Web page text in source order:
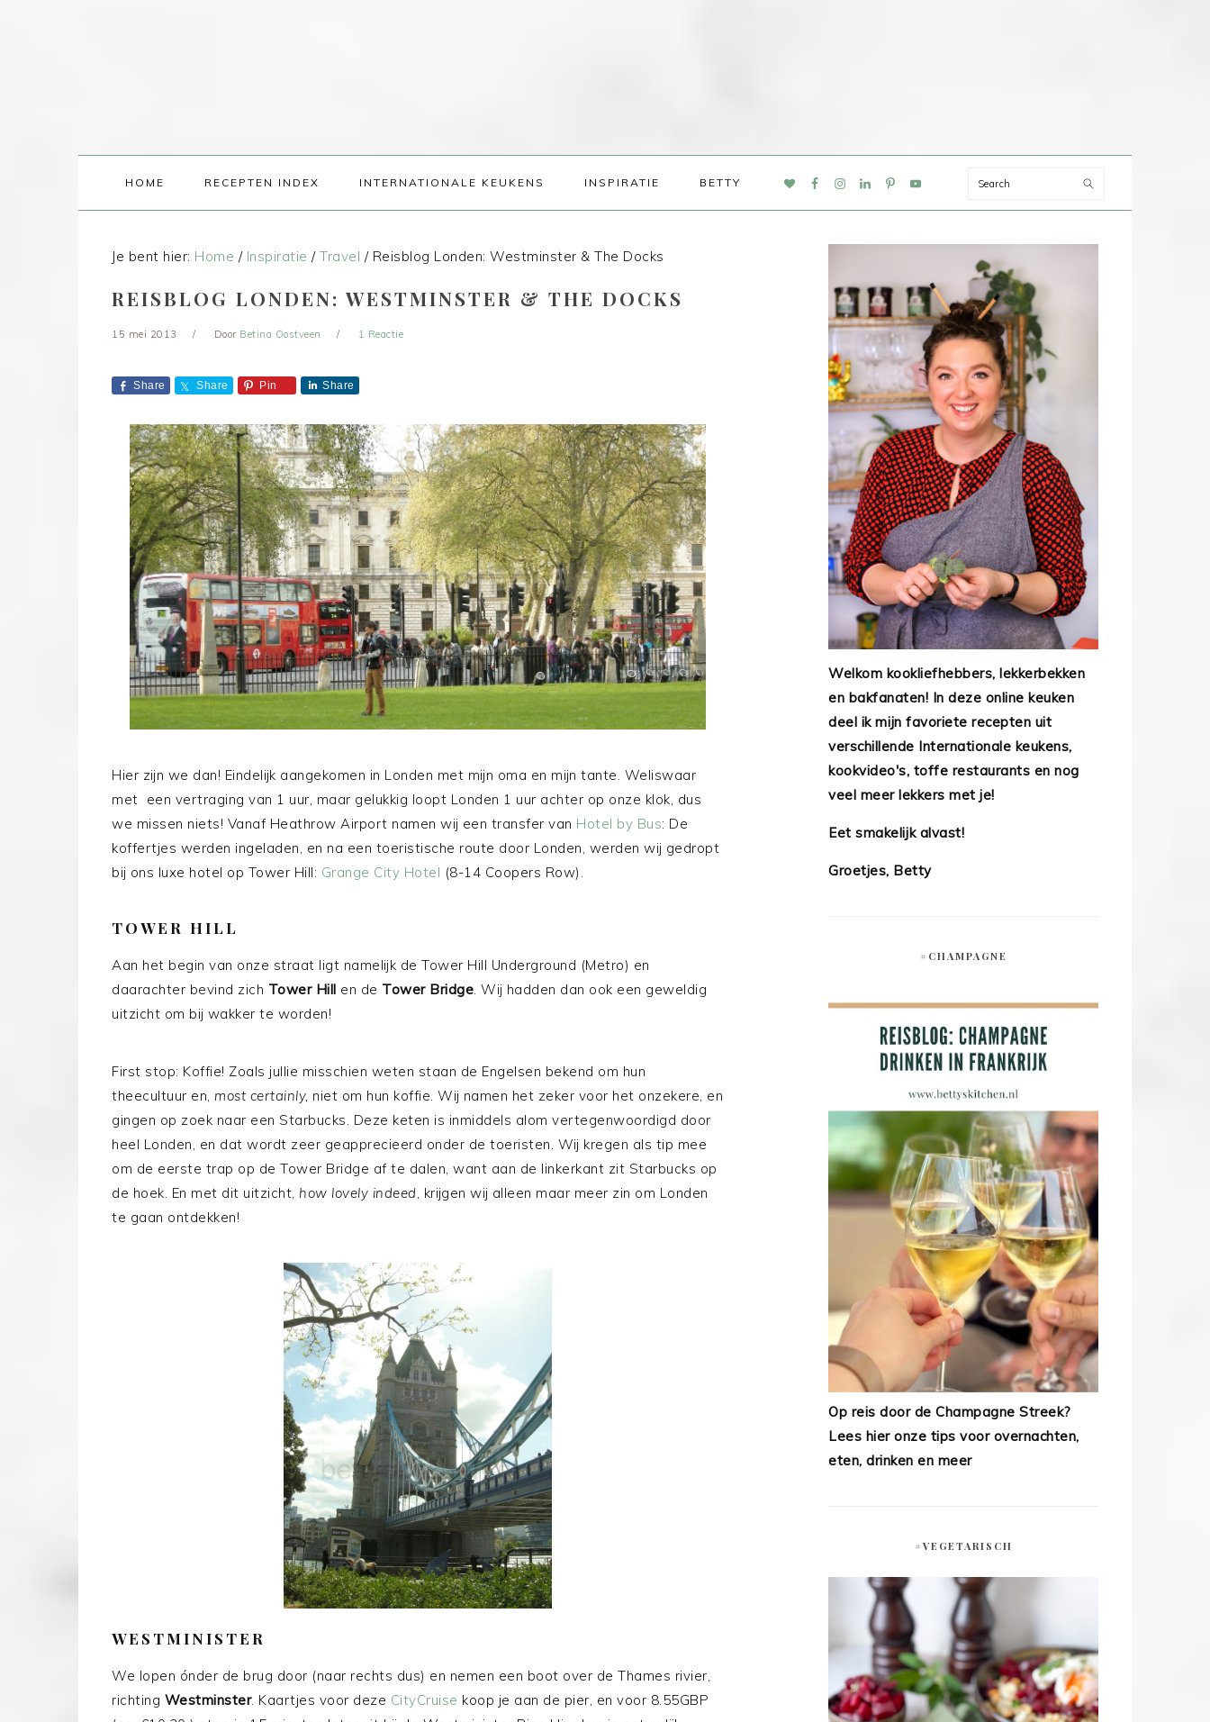
HOME RECEPTEN INDEX INTERNATIONALE KEUKENS INSPIRATIE BETTY
NAV
Search
Je bent hier: Home / Inspiratie / Travel /Reisblog Londen: Westminster & The Docks
REISBLOG LONDEN: WESTMINSTER & THE DOCKS
15 mei 2013 Door Betina Oostveen 1 Reactie
Share Share Pin Share
Hier zijn we dan! Eindelijk aangekomen in Londen met mijn oma en mijn tante. Weliswaar
met een vertraging van 1 uur, maar gelukkig loopt Londen 1 uur achter op onze klok, dus
we missen niets! Vanaf Heathrow Airport namen wij een transfer van Hotel by Bus: De
koffertjes werden ingeladen, en na een toeristische route door Londen, werden wij gedropt
bij ons luxe hotel op Tower Hill: Grange City Hotel (8-14 Coopers Row).
TOWER HILL
Aan het begin van onze straat ligt namelijk de Tower Hill Underground (Metro) en
daarachter bevind zich Tower Hill en de Tower Bridge. Wij hadden dan ook een geweldig
uitzicht om bij wakker te worden!
First stop: Koffie! Zoals jullie misschien weten staan de Engelsen bekend om hun
theecultuur en, most certainly, niet om hun koffie. Wij namen het zeker voor het onzekere, en
gingen op zoek naar een Starbucks. Deze keten is inmiddels alom vertegenwoordigd door
heel Londen, en dat wordt zeer geapprecieerd onder de toeristen. Wij kregen als tip mee
om de eerste trap op de Tower Bridge af te dalen, want aan de linkerkant zit Starbucks op
de hoek. En met dit uitzicht, how lovely indeed, krijgen wij alleen maar meer zin om Londen
te gaan ontdekken!
WESTMINISTER
We lopen ónder de brug door (naar rechts dus) en nemen een boot over de Thames rivier,
richting Westminster. Kaartjes voor deze CityCruise koop je aan de pier, en voor 8.55GBP
Welkom kookliefhebbers, lekkerbekken
en bakfanaten! In deze online keuken
deel ik mijn favoriete recepten uit
verschillende Internationale keukens,
kookvideo's, toffe restaurants en nog
veel meer lekkers met je!
Eet smakelijk alvast!
Groetjes, Betty
#CHAMPAGNE
Op reis door de Champagne Streek?
Lees hier onze tips voor overnachten,
eten, drinken en meer
#VEGETARISCH